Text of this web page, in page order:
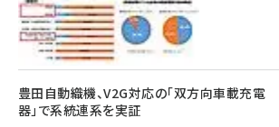
豊田自動織機、V2G対応の「双方向車載充電
器」で系統連系を実証